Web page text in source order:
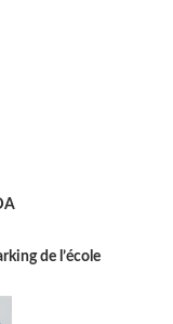
de l’école